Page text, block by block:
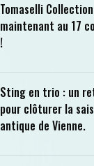
Tomaselli
maintenant au 17
!
Sting en trio : un
pour clôturer la
antique de Vienne.